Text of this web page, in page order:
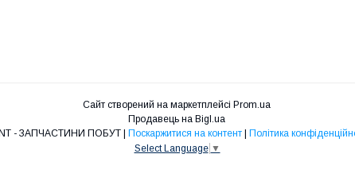
Сайт створений на маркетплейсі Prom.ua
Продавець на Bigl.ua
Поскаржитися на контент
Політика
Select Language ▼